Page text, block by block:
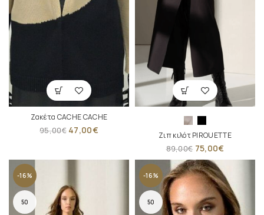
Ζακέτα CACHE CACHE
95,00€ 47,00€
Ζιπ κιλότ PIROUETTE
89,00€ 75,00€
-16%
50
-16%
50